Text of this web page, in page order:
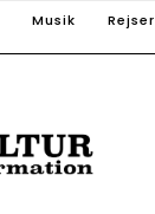
Musik Rejser